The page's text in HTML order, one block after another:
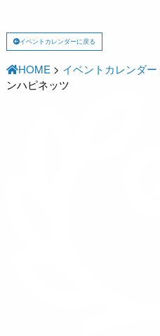
イベントカレンダーに戻る
HOME > イベントカレンダー
ンハピネッツ